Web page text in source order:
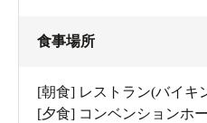
食事場所
[朝食] レストラン(バイキ
[夕食] コンベンションホ